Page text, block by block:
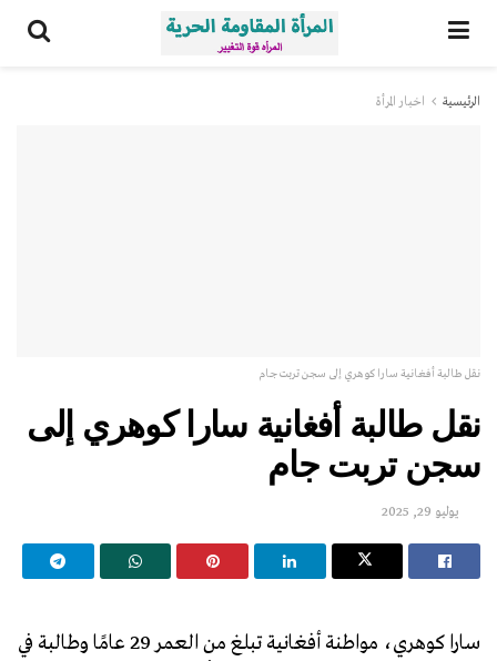
الرئيسية اخبار المرأة
نقل طالبة أفغانية سارا كوهري إلى سجن تربت جام
نقل طالبة أفغانية سارا كوهري إلى
سجن تربت جام
يوليو 29, 2025
سارا كوهري، مواطنة أفغانية تبلغ من العمر 29 عامًا وطالبة في